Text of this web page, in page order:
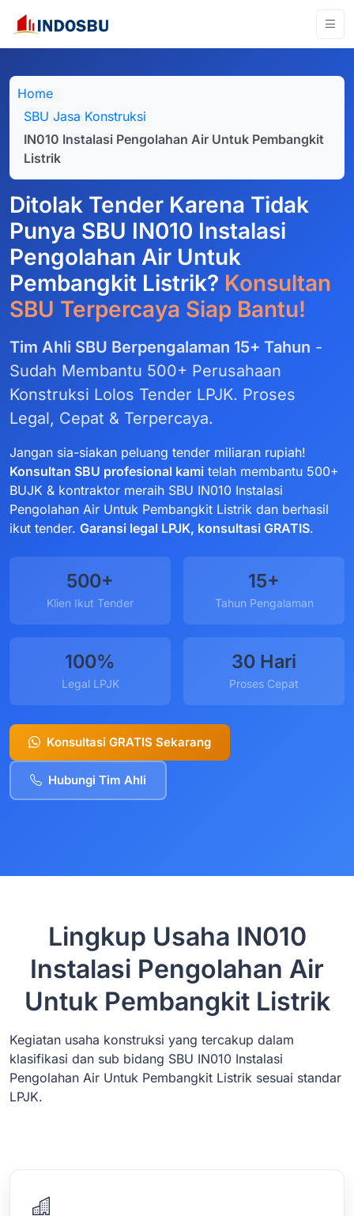
Home
SBU Jasa Konstruksi
IN010 Instalasi Pengolahan Air Untuk Pembangkit
Listrik
Ditolak Tender Karena Tidak
Punya SBU IN010 Instalasi
Pengolahan Air Untuk
Pembangkit Listrik? Konsultan
SBU Terpercaya Siap Bantu!
Tim Ahli SBU Berpengalaman 15+ Tahun -
Sudah Membantu 500+ Perusahaan
Konstruksi Lolos Tender LPJK. Proses
Legal, Cepat & Terpercaya.
Jangan sia-siakan peluang tender miliaran rupiah!
Konsultan SBU profesional kami telah membantu 500+
BUJK & kontraktor meraih SBU IN010 Instalasi
Pengolahan Air Untuk Pembangkit Listrik dan berhasil
ikut tender. Garansi legal LPJK, konsultasi GRATIS.
500+
Klien Ikut Tender
15+
Tahun Pengalaman
100%
Legal LPJK
30 Hari
Proses Cepat
Konsultasi GRATIS Sekarang
Hubungi Tim Ahli
Lingkup Usaha IN010
Instalasi Pengolahan Air
Untuk Pembangkit Listrik
Kegiatan usaha konstruksi yang tercakup dalam
klasifikasi dan sub bidang SBU IN010 Instalasi
Pengolahan Air Untuk Pembangkit Listrik sesuai standar
LPJK.